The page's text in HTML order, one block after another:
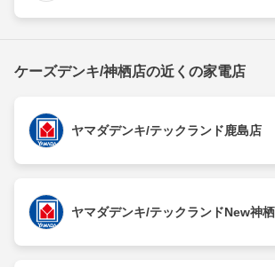
ケーズデンキ/神栖店の近くの家電店
ヤマダデンキ/テックランド鹿島店
ヤマダデンキ/テックランドNew神